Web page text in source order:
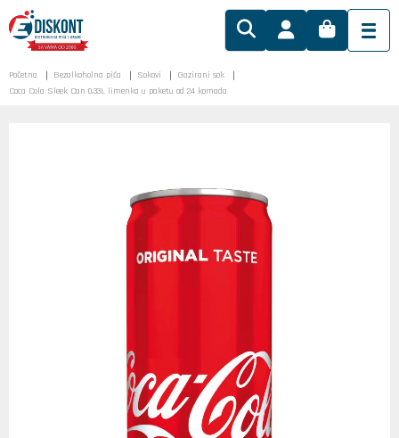
Početna Bezalkoholna pića Sokovi
Gazirani sok
Coca Cola Sleek Can 0.33L limenka u paketu od 24 komada